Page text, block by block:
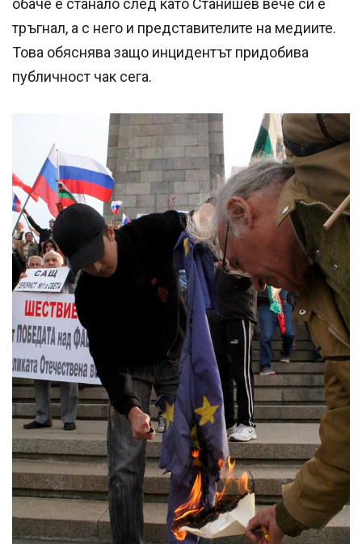
обаче е станало след като Станишев вече си е
тръгнал, а с него и представителите на медиите.
Това обяснява защо инцидентът придобива
публичност чак сега.